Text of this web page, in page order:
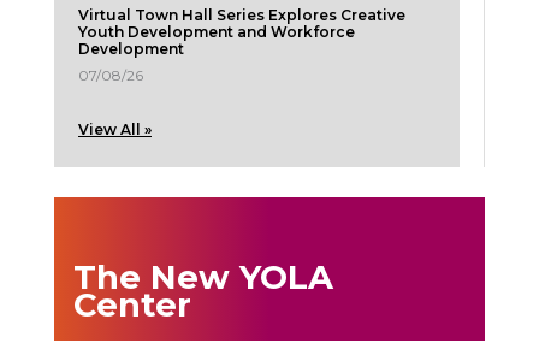
Virtual Town Hall Series Explores Creative
Youth Development and Workforce
Development
07/08/26
View All »
The New YOLA
Center